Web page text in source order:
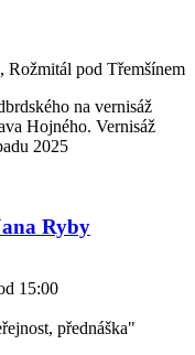
Rožmitál pod Třemšínem
na vernisáž
Hojného. Vernisáž
2025
Ryby
15:00
přednáška"